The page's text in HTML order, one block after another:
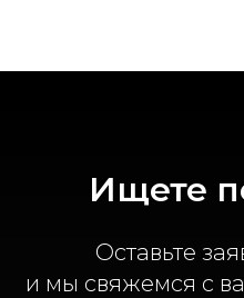
Ищете
Оставьте
и мы свяжемся с